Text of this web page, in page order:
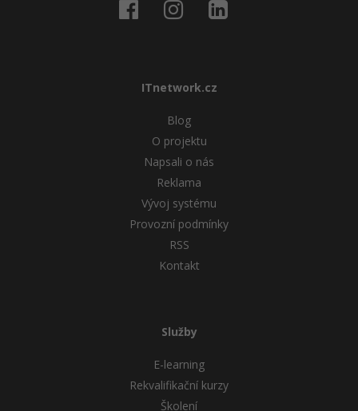
ITnetwork.cz
Blog
O projektu
Napsali o nás
Reklama
Vývoj systému
Provozní podmínky
RSS
Kontakt
Služby
E-learning
Rekvalifikační kurzy
Školení